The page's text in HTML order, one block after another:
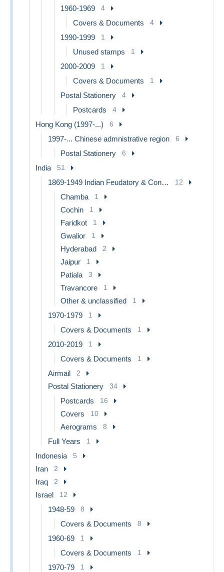
1960-1969 4
Covers & Documents 4
1990-1999 1
Unused stamps 1
2000-2009 1
Covers & Documents 1
Postal Stationery 4
Postcards 4
Hong Kong (1997-...) 6
1997-... Chinese admnistrative region 6
Postal Stationery 6
India 51
1869-1949 Indian Feudatory & Convention States 12
Chamba 1
Cochin 1
Faridkot 1
Gwalior 1
Hyderabad 2
Jaipur 1
Patiala 3
Travancore 1
Other & unclassified 1
1970-1979 1
Covers & Documents 1
2010-2019 1
Covers & Documents 1
Airmail 2
Postal Stationery 34
Postcards 16
Covers 10
Aerograms 8
Full Years 1
Indonesia 5
Iran 2
Iraq 2
Israel 12
1948-59 8
Covers & Documents 8
1960-69 1
Covers & Documents 1
1970-79 1